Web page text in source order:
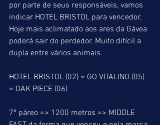
por parte de seus responsáveis, vamos
indicar HOTEL BRISTOL para vencedor.
Hoje mais aclimatado aos ares da Gávea
poderá sair do perdedor. Muito difícil a
dupla entre vários animais.
HOTEL BRISTOL (02) = GO VITALINO (05)
= OAK PIECE (06)
7º páreo => 1200 metros => MIDDLE